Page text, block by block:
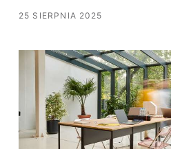
25 SIERPNIA 2025